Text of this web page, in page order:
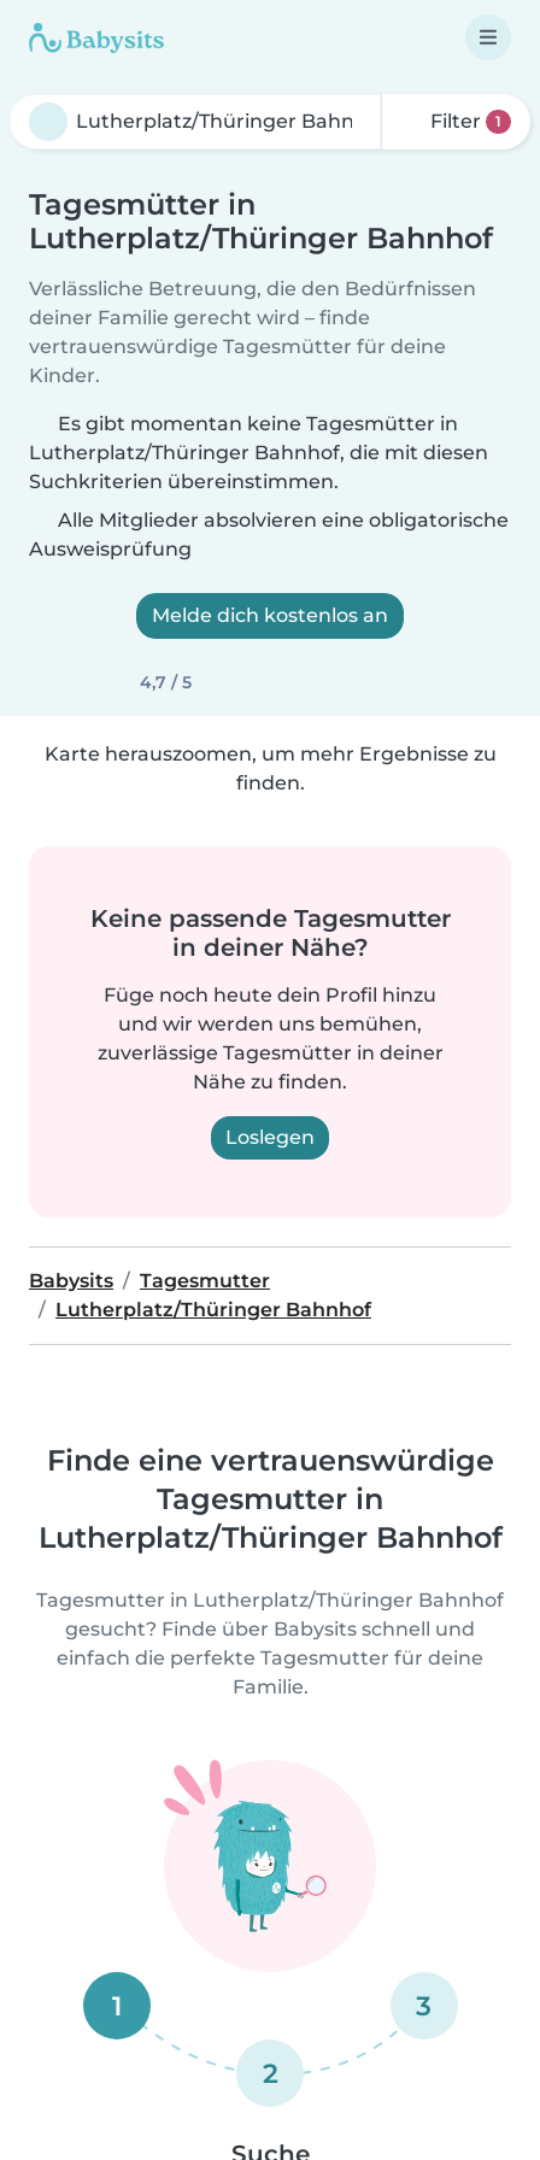
Filter 1
Tagesmütter in
Lutherplatz/Thüringer Bahnhof
Verlässliche Betreuung, die den Bedürfnissen
deiner Familie gerecht wird – finde
vertrauenswürdige Tagesmütter für deine
Kinder.
Es gibt momentan keine Tagesmütter in
Lutherplatz/Thüringer Bahnhof, die mit diesen
Suchkriterien übereinstimmen.
Alle Mitglieder absolvieren eine obligatorische
Ausweisprüfung
Melde dich kostenlos an
4,7 / 5
Karte herauszoomen, um mehr Ergebnisse zu
finden.
Keine passende Tagesmutter
in deiner Nähe?
Füge noch heute dein Profil hinzu
und wir werden uns bemühen,
zuverlässige Tagesmütter in deiner
Nähe zu finden.
Loslegen
Babysits
Tagesmutter
Lutherplatz/Thüringer Bahnhof
Finde eine vertrauenswürdige
Tagesmutter in
Lutherplatz/Thüringer Bahnhof
Tagesmutter in Lutherplatz/Thüringer Bahnhof
gesucht? Finde über Babysits schnell und
einfach die perfekte Tagesmutter für deine
Familie.
1
2
3
Suche